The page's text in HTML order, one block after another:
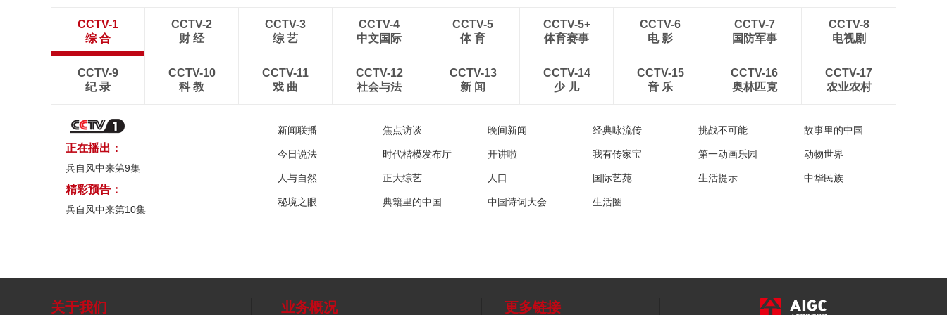
CCTV-1
综 合
CCTV-2
财 经
CCTV-3
综 艺
CCTV-4
中文国际
CCTV-5
体 育
CCTV-5+
体育赛事
CCTV-6
电 影
CCTV-7
国防军事
CCTV-8
电视剧
CCTV-9
纪 录
CCTV-10
科 教
CCTV-11
戏 曲
CCTV-12
社会与法
CCTV-13
新 闻
CCTV-14
少 儿
CCTV-15
音 乐
CCTV-16
奥林匹克
CCTV-17
农业农村
正在播出：
兵自风中来第9集
精彩预告：
兵自风中来第10集
新闻联播 焦点访谈 晚间新闻 经典咏流传 挑战不可能 故事里的中国
今日说法 时代楷模发布厅 开讲啦 我有传家宝 第一动画乐园 动物世界
人与自然 正大综艺 人口 国际艺苑 生活提示 中华民族
秘境之眼 典籍里的中国 中国诗词大会 生活圈
关于我们 业务概况 更多链接